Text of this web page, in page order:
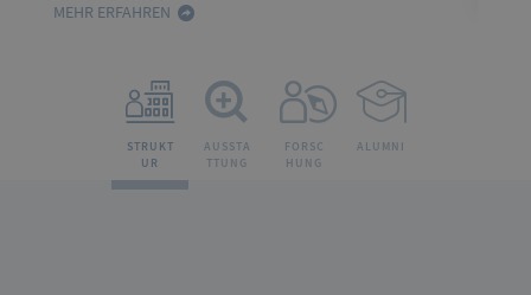
MEHR ERFAHREN
STRUKT
UR
AUSSTA
TTUNG
FORSC
HUNG
ALUMNI